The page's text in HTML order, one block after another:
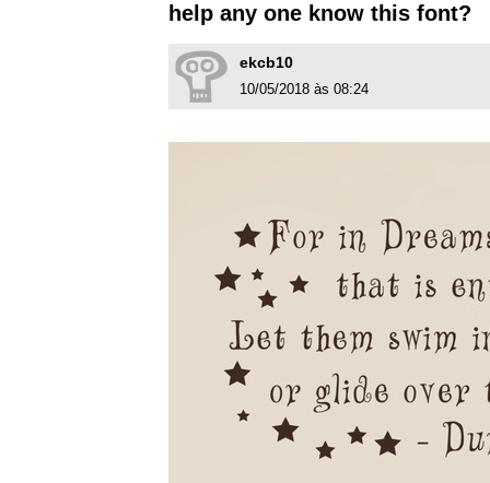
help any one know this font?
ekcb10
10/05/2018 às 08:24